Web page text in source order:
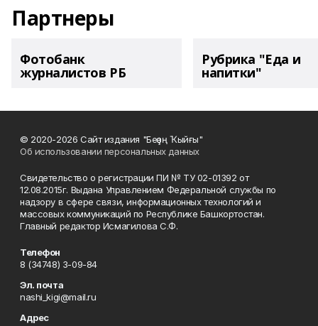
Партнеры
Фотобанк
журналистов РБ
Рубрика "Еда и
напитки"
© 2020-2026 Сайт издания "Беҙҙең Ҡыйғы"
Об использовании персональных данных
Свидетельство о регистрации ПИ № ТУ 02-01392 от
12.08.2015г. Выдана Управлением Федеральной службы по
надзору в сфере связи, информационных технологий и
массовых коммуникаций по Республике Башкортостан.
Главный редактор Исмагилова С.Ф.
Телефон
8 (34748) 3-09-84
Эл. почта
nashi_kigi@mail.ru
Адрес